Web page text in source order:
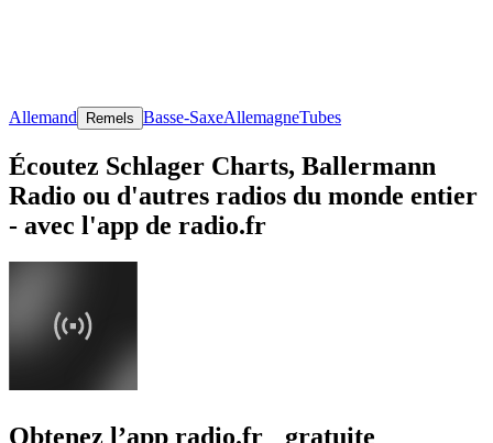
Allemand Remels Basse-SaxeAllemagneTubes
Écoutez Schlager Charts, Ballermann
Radio ou d'autres radios du monde entier
- avec l'app de radio.fr
Obtenez l’app radio.fr gratuite